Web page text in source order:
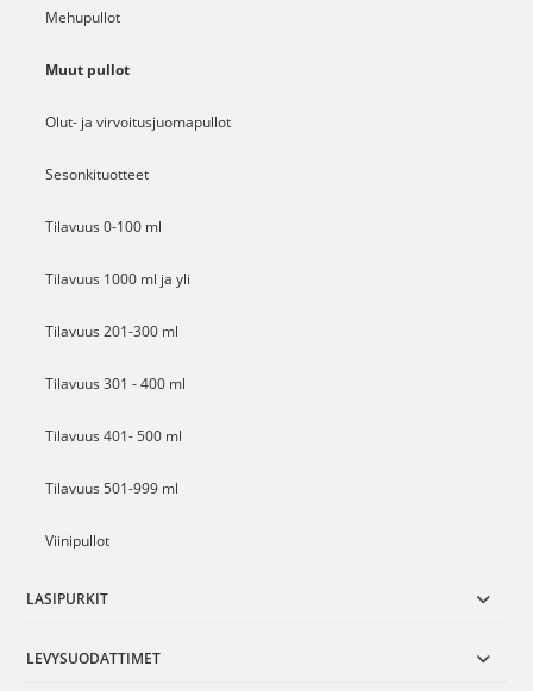
Mehupullot
Muut pullot
Olut- ja virvoitusjuomapullot
Sesonkituotteet
Tilavuus 0-100 ml
Tilavuus 1000 ml ja yli
Tilavuus 201-300 ml
Tilavuus 301 - 400 ml
Tilavuus 401- 500 ml
Tilavuus 501-999 ml
Viinipullot
LASIPURKIT
LEVYSUODATTIMET